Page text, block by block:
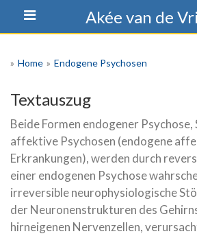
content
Akée van de
» Home » Endogene Psychosen
Textauszug
Beide Formen endogener Psychose,
affektive Psychosen (endogene
Erkrankungen), werden durch
einer endogenen Psychose
irreversible neurophysiologische
der Neuronenstrukturen des
hirneigenen Nervenzellen,